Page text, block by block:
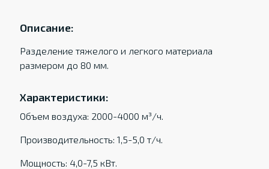
Описание:
Разделение тяжелого и легкого материала
размером до 80 мм.
Характеристики:
Объем воздуха: 2000-4000 м³/ч.
Производительность: 1,5-5,0 т/ч.
Мощность: 4,0-7,5 кВт.